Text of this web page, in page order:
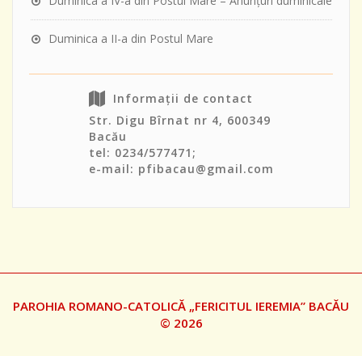
Duminica a II-a din Postul Mare
Informații de contact
Str. Digu Bîrnat nr 4, 600349
Bacău
tel: 0234/577471;
e-mail: pfibacau@gmail.com
PAROHIA ROMANO-CATOLICĂ „FERICITUL IEREMIA” BACĂU
© 2026